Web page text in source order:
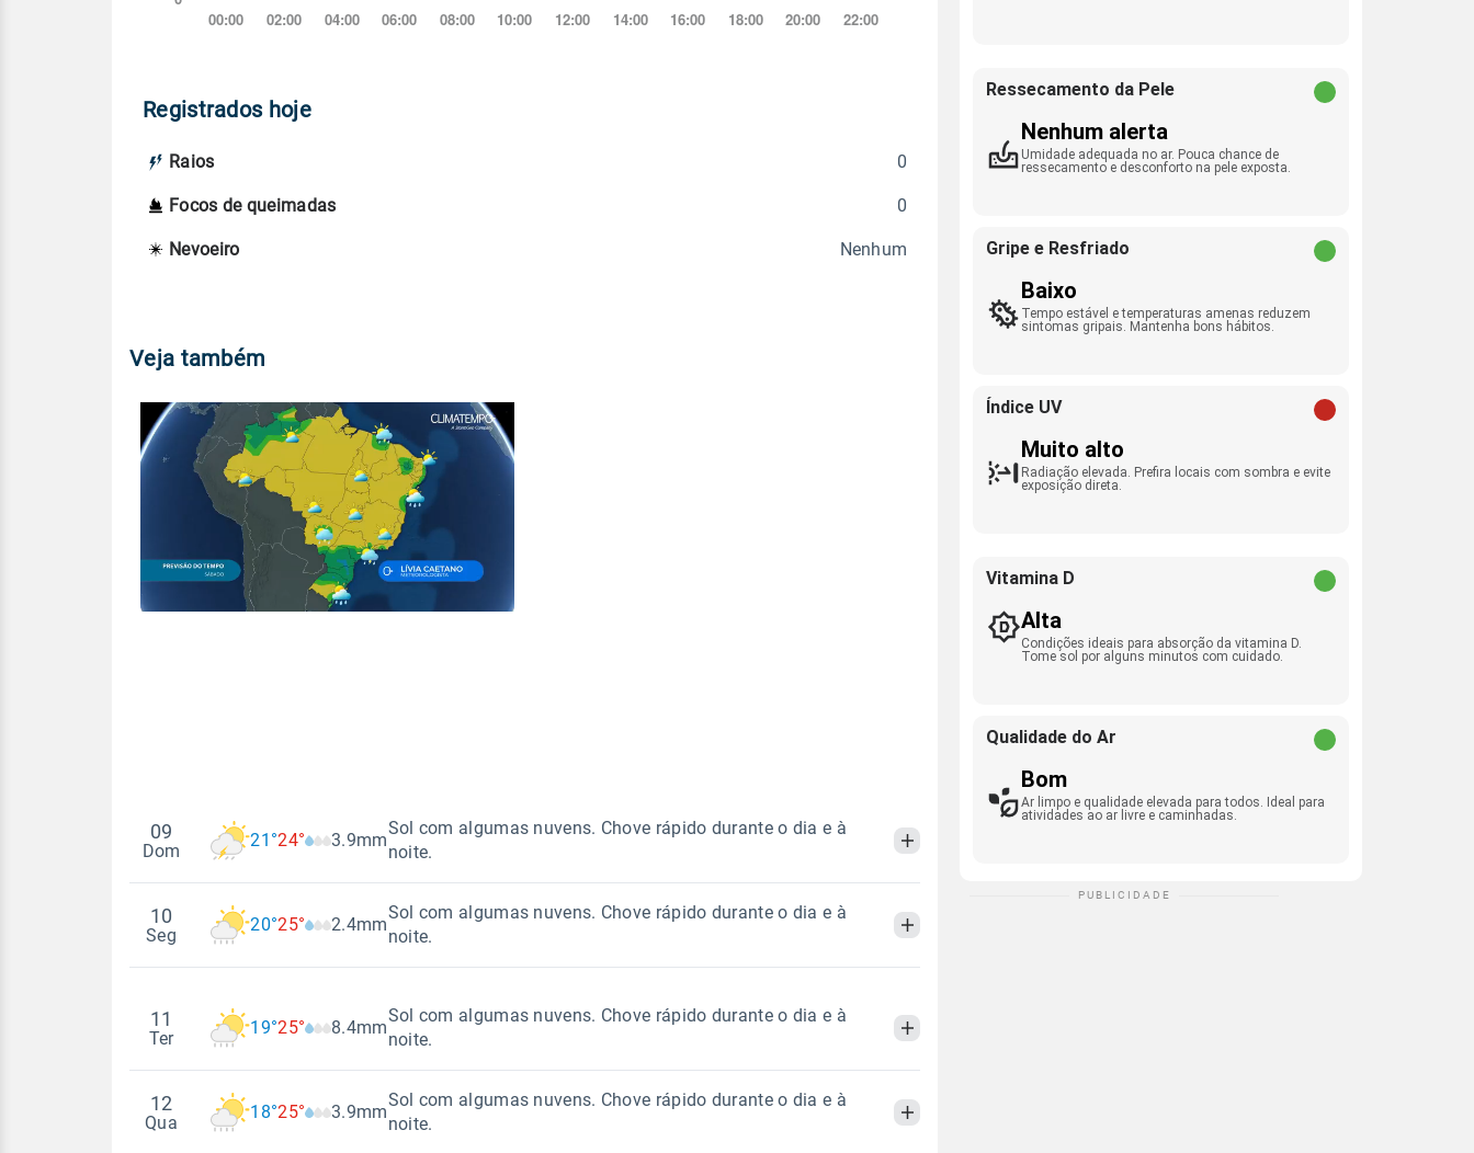
Registrados hoje
Raios 0
Focos de queimadas 0
Nevoeiro Nenhum
Veja também
09
Dom
21°24° 3.9mm
Sol com algumas nuvens. Chove rápido durante o dia e à
noite.
Madrugada
21°
20°23°
3.9mm
Vento
ESE - 8km/h
ESE - 32km/h
05:34h às 17:22h
Minguante
10
Seg
20°25° 2.4mm
Sol com algumas nuvens. Chove rápido durante o dia e à
noite.
MadrugadaManhã Tarde Noite
Temperatura
20°
Sensação térmica
20°22°
Chuva
2.4mm
Umidade do ar
11
Ter
19°25° 8.4mm
Sol com algumas nuvens. Chove rápido durante o dia e à
noite.
Madrugada
12
Qua
18°25° 3.9mm
Sol com algumas nuvens. Chove rápido durante o dia e à
noite.
Ressecamento da Pele
Nenhum alerta
Umidade adequada no ar. Pouca chance de
ressecamento e desconforto na pele exposta.
Gripe e Resfriado
Baixo
Tempo estável e temperaturas amenas reduzem
sintomas gripais. Mantenha bons hábitos.
Índice UV
Muito alto
Radiação elevada. Prefira locais com sombra e evite
exposição direta.
Vitamina D
Alta
Condições ideais para absorção da vitamina D.
Tome sol por alguns minutos com cuidado.
Qualidade do Ar
Bom
Ar limpo e qualidade elevada para todos. Ideal para
atividades ao ar livre e caminhadas.